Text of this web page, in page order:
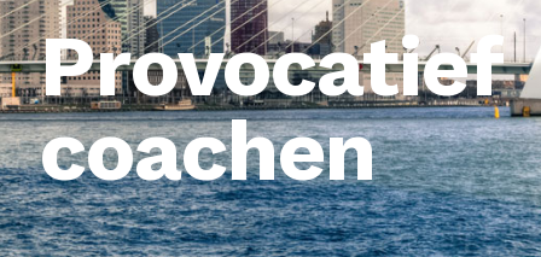
Provocatief
coachen